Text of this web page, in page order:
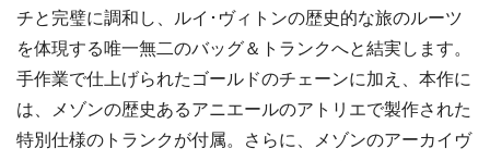
チと完璧に調和し、ルイ･ヴィトンの歴史的な旅のルーツ
を体現する唯一無二のバッグ＆トランクへと結実します。
手作業で仕上げられたゴールドのチェーンに加え、本作に
は、メゾンの歴史あるアニエールのアトリエで製作された
特別仕様のトランクが付属。さらに、メゾンのアーカイヴ